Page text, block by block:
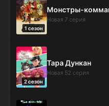
1 сезон
Монстры-
Новая 7 серия
2 сезон
Тара Дункан
Новая 52 серия